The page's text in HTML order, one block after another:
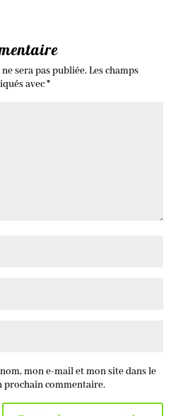
sera pas publiée.Les champs
avec*
mon e-mail et mon site dans le
commentaire.